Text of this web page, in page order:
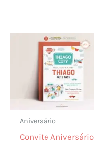
Aniversário
Convite Aniversário